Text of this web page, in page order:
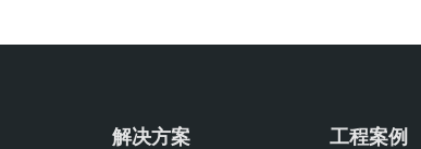
解决方案 工程案例